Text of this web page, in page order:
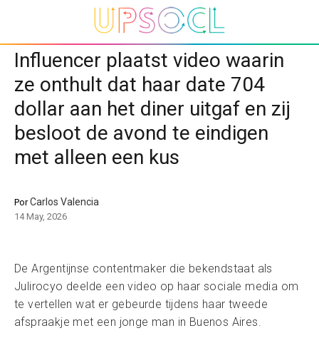
Influencer plaatst video waarin
ze onthult dat haar date 704
dollar aan het diner uitgaf en zij
besloot de avond te eindigen
met alleen een kus
PorCarlos Valencia
14 May, 2026
De Argentijnse contentmaker die bekendstaat als
Julirocyo deelde een video op haar sociale media om
te vertellen wat er gebeurde tijdens haar tweede
afspraakje met een jonge man in Buenos Aires.